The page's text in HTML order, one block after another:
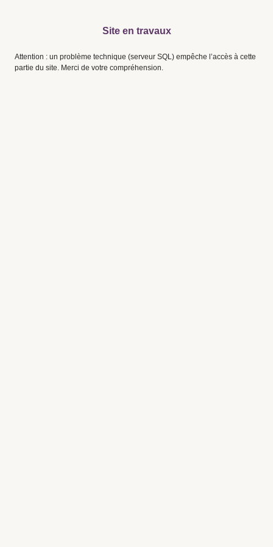
Site en travaux
Attention : un problème technique (serveur SQL) empêche l’accès à cette
partie du site. Merci de votre compréhension.